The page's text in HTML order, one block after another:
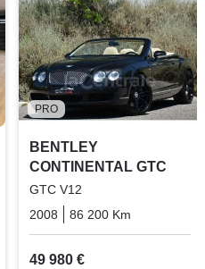
Essence
PRO
BENTLEY
CONTINENTAL GTC
GTC V12
2008
86 200 Km
49 980 €